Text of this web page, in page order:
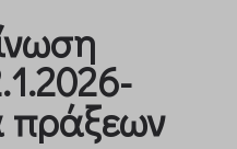
πράξεων